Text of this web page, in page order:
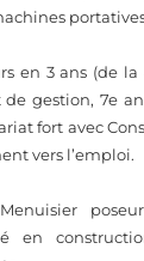
en 3 ans (de la
de gestion, 7e
fort avec
vers l’emploi.
en